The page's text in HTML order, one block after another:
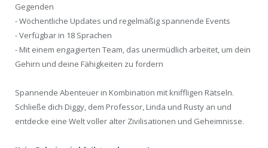
Gegenden
- Wöchentliche Updates und regelmäßig spannende Events
- Verfügbar in 18 Sprachen
- Mit einem engagierten Team, das unermüdlich arbeitet, um dein
Gehirn und deine Fähigkeiten zu fordern
Spannende Abenteuer in Kombination mit kniffligen Rätseln.
Schließe dich Diggy, dem Professor, Linda und Rusty an und
entdecke eine Welt voller alter Zivilisationen und Geheimnisse.